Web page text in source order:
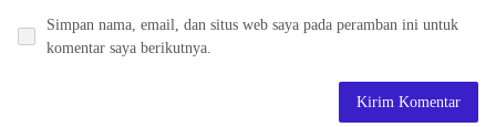
Simpan nama, email, dan situs web saya pada peramban ini untuk
komentar saya berikutnya.